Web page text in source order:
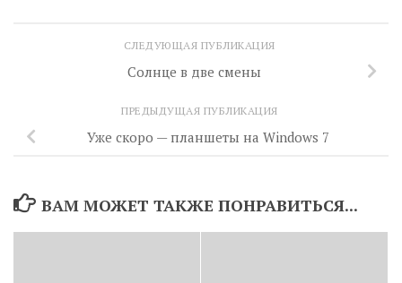
СЛЕДУЮЩАЯ ПУБЛИКАЦИЯ
Солнце в две смены
ПРЕДЫДУЩАЯ ПУБЛИКАЦИЯ
Уже скоро — планшеты на Windows 7
ВАМ МОЖЕТ ТАКЖЕ ПОНРАВИТЬСЯ...